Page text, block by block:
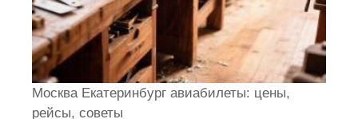
Москва Екатеринбург авиабилеты: цены,
рейсы, советы